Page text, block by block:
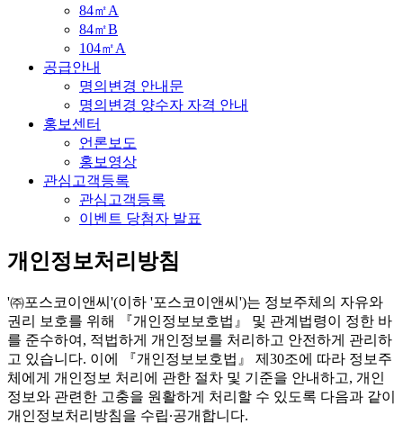
84㎡A
84㎡B
104㎡A
공급안내
명의변경 안내문
명의변경 양수자 자격 안내
홍보센터
언론보도
홍보영상
관심고객등록
관심고객등록
이벤트 당첨자 발표
개인정보처리방침
'㈜포스코이앤씨'(이하 '포스코이앤씨')는 정보주체의 자유와
권리 보호를 위해 『개인정보보호법』 및 관계법령이 정한 바
를 준수하여, 적법하게 개인정보를 처리하고 안전하게 관리하
고 있습니다. 이에 『개인정보보호법』 제30조에 따라 정보주
체에게 개인정보 처리에 관한 절차 및 기준을 안내하고, 개인
정보와 관련한 고충을 원활하게 처리할 수 있도록 다음과 같이
개인정보처리방침을 수립∙공개합니다.